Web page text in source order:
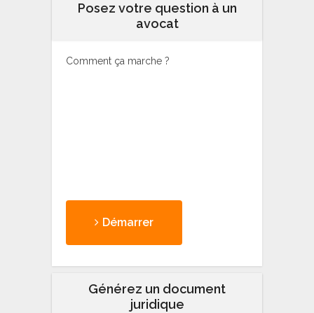
Posez votre question à un
avocat
Comment ça marche ?
Démarrer
Générez un document
juridique